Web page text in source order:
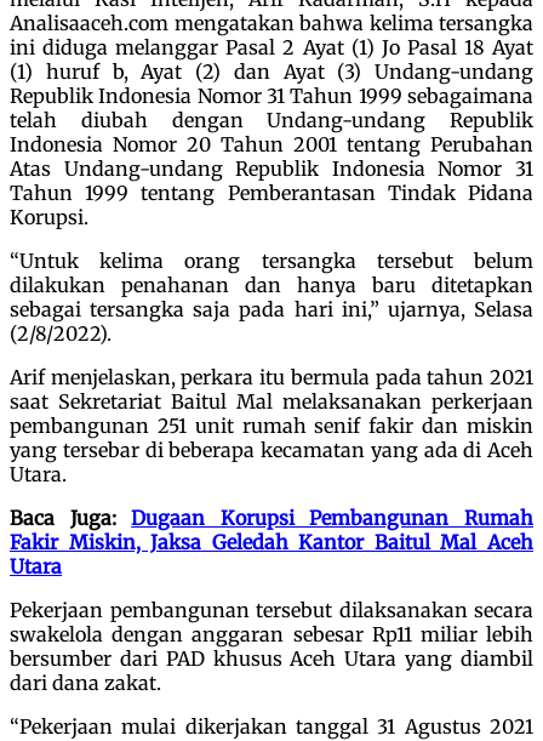
Analisaaceh.com mengatakan bahwa kelima tersangka
ini diduga melanggar Pasal 2 Ayat (1) Jo Pasal 18 Ayat
(1) huruf b, Ayat (2) dan Ayat (3) Undang-undang
Republik Indonesia Nomor 31 Tahun 1999 sebagaimana
telah diubah dengan Undang-undang Republik
Indonesia Nomor 20 Tahun 2001 tentang Perubahan
Atas Undang-undang Republik Indonesia Nomor 31
Tahun 1999 tentang Pemberantasan Tindak Pidana
Korupsi.
“Untuk kelima orang tersangka tersebut belum
dilakukan penahanan dan hanya baru ditetapkan
sebagai tersangka saja pada hari ini,” ujarnya, Selasa
(2/8/2022).
Arif menjelaskan, perkara itu bermula pada tahun 2021
saat Sekretariat Baitul Mal melaksanakan perkerjaan
pembangunan 251 unit rumah senif fakir dan miskin
yang tersebar di beberapa kecamatan yang ada di Aceh
Utara.
Baca Juga:Dugaan Korupsi Pembangunan Rumah
Fakir Miskin, Jaksa Geledah Kantor Baitul Mal Aceh
Utara
Pekerjaan pembangunan tersebut dilaksanakan secara
swakelola dengan anggaran sebesar Rp11 miliar lebih
bersumber dari PAD khusus Aceh Utara yang diambil
dari dana zakat.
“Pekerjaan mulai dikerjakan tanggal 31 Agustus 2021